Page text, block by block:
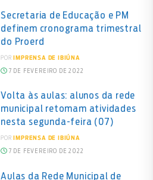
Secretaria de Educação e PM
definem cronograma trimestral
do Proerd
POR IMPRENSA DE IBIÚNA
7 DE FEVEREIRO DE 2022
Volta às aulas: alunos da rede
municipal retomam atividades
nesta segunda-feira (07)
POR IMPRENSA DE IBIÚNA
7 DE FEVEREIRO DE 2022
Aulas da Rede Municipal de